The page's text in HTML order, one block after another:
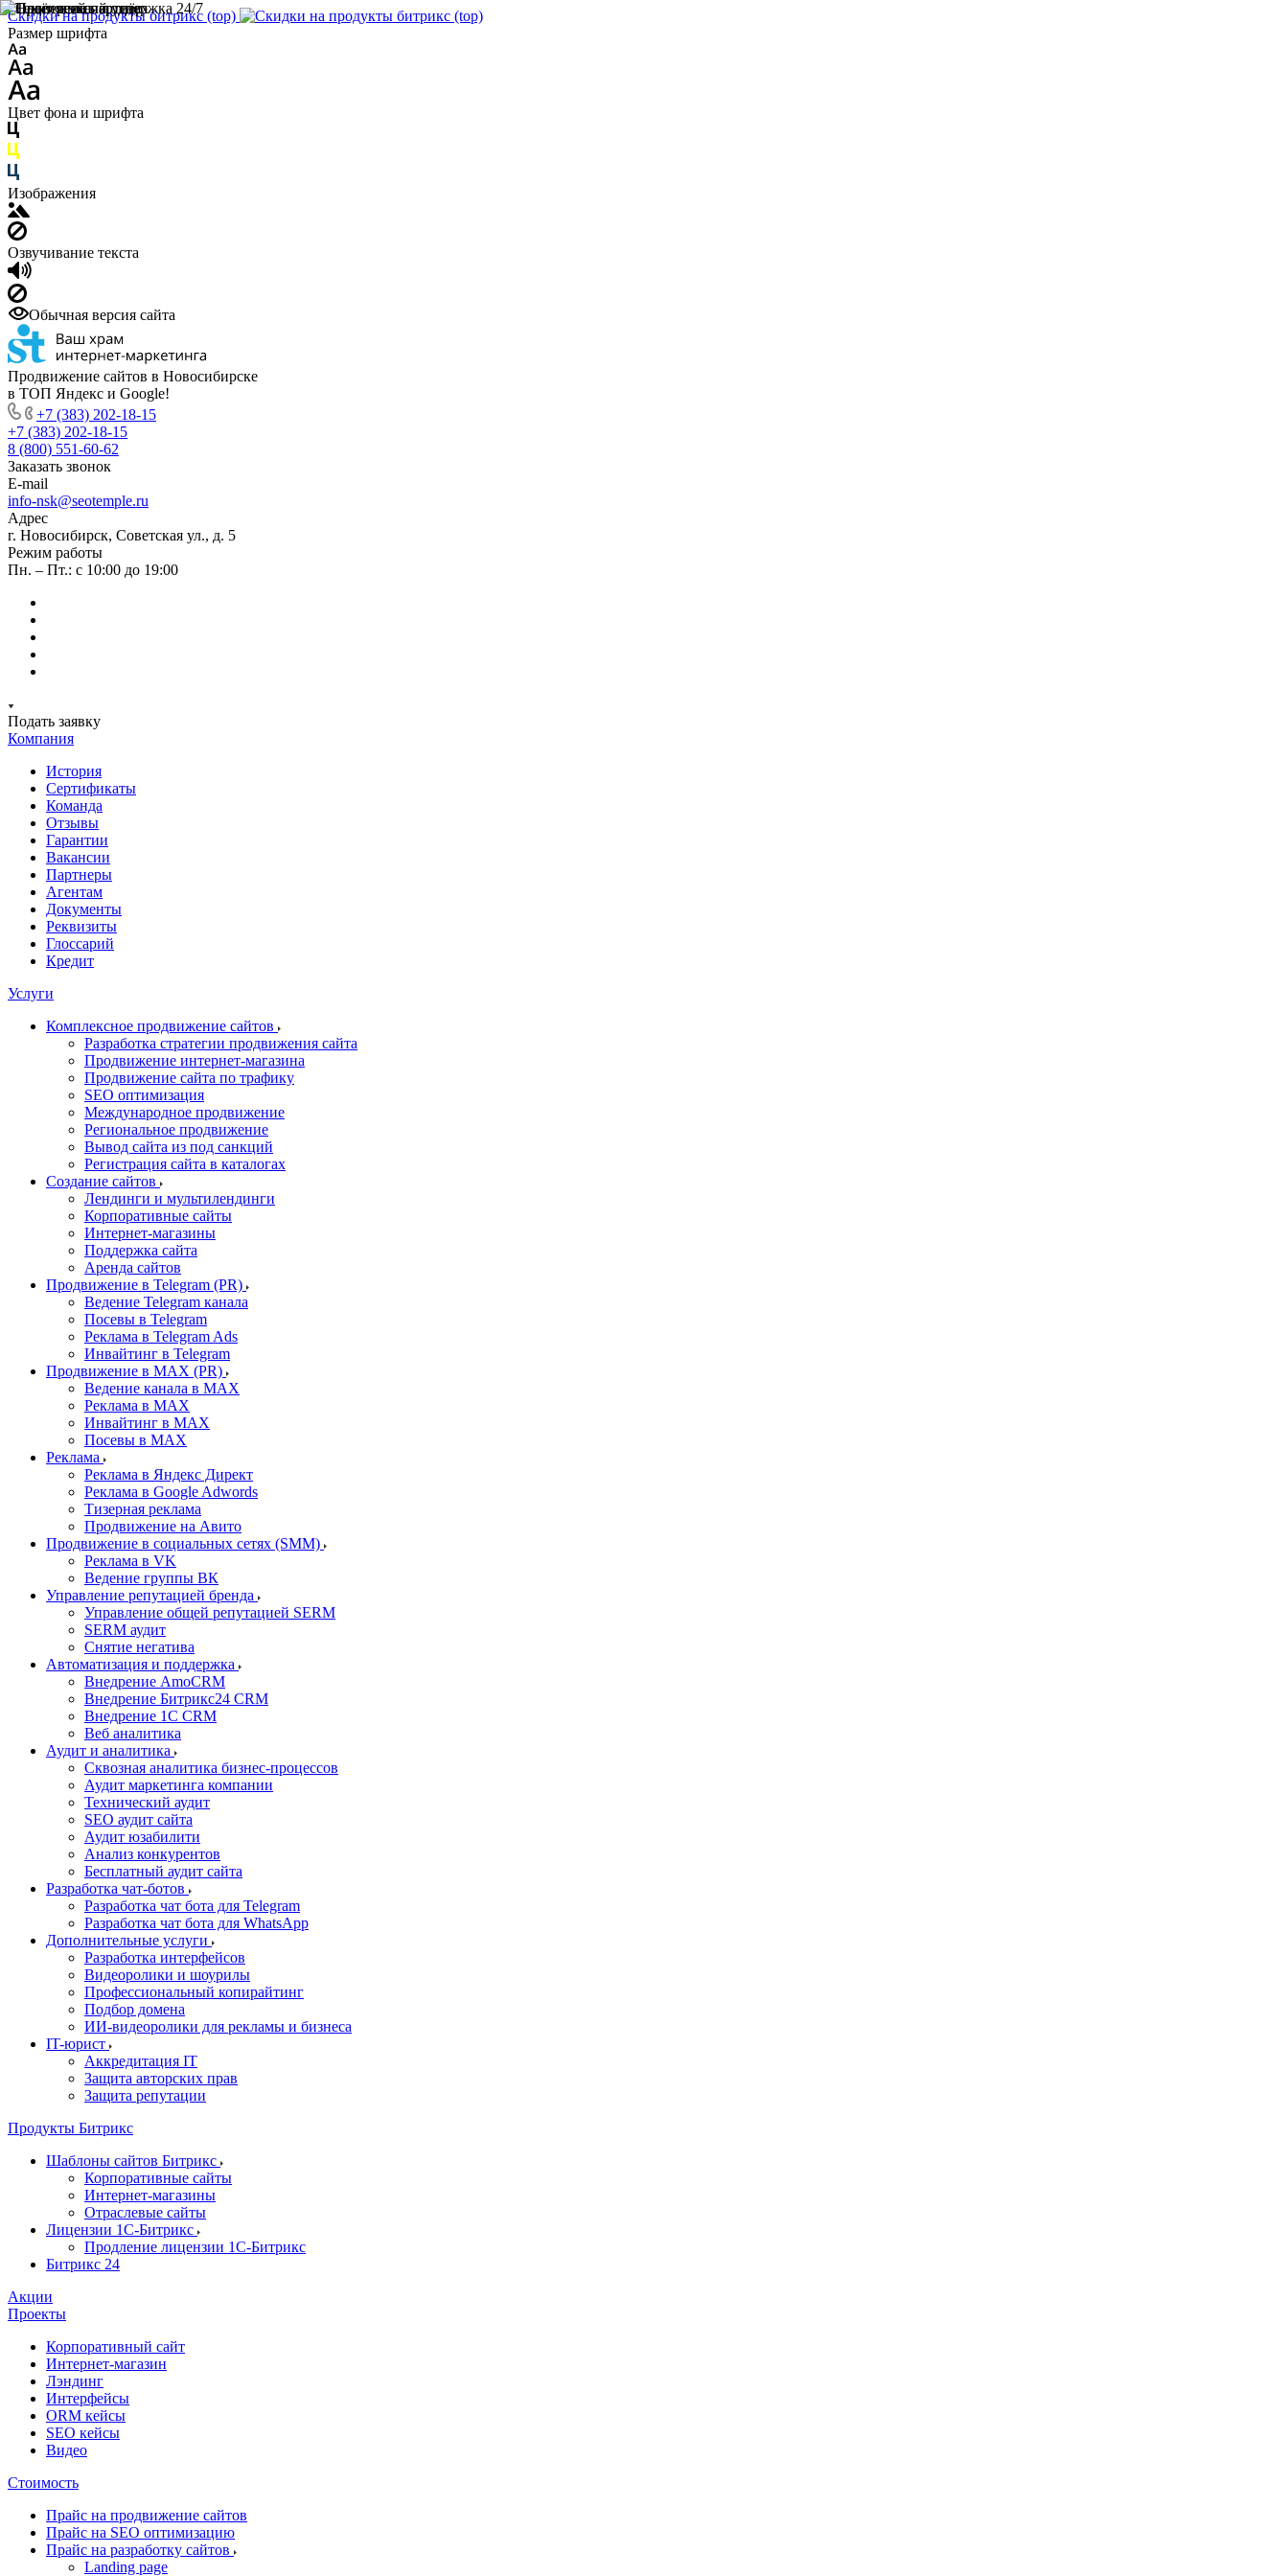
Скидки на продукты битрикс (top)
Размер шрифта
Цвет фона и шрифта
Изображения
Озвучивание текста
Обычная версия сайта
Продвижение сайтов в Новосибирске
в ТОП Яндекс и Google!
+7 (383) 202-18-15
+7 (383) 202-18-15
8 (800) 551-60-62
Заказать звонок
E-mail
info-nsk@seotemple.ru
Адрес
г. Новосибирск, Советская ул., д. 5
Режим работы
Пн. – Пт.: с 10:00 до 19:00
Подать заявку
Компания
История
Сертификаты
Команда
Отзывы
Гарантии
Вакансии
Партнеры
Агентам
Документы
Реквизиты
Глоссарий
Кредит
Услуги
Комплексное продвижение сайтов
Разработка стратегии продвижения сайта
Продвижение интернет-магазина
Продвижение сайта по трафику
SEO оптимизация
Международное продвижение
Региональное продвижение
Вывод сайта из под санкций
Регистрация сайта в каталогах
Создание сайтов
Лендинги и мультилендинги
Корпоративные сайты
Интернет-магазины
Поддержка сайта
Аренда сайтов
Продвижение в Telegram (PR)
Ведение Telegram канала
Посевы в Telegram
Реклама в Telegram Ads
Инвайтинг в Telegram
Продвижение в MAX (PR)
Ведение канала в MAX
Реклама в MAX
Инвайтинг в MAX
Посевы в MAX
Реклама
Реклама в Яндекс Директ
Реклама в Google Adwords
Тизерная реклама
Продвижение на Авито
Продвижение в социальных сетях (SMM)
Реклама в VK
Ведение группы ВК
Управление репутацией бренда
Управление общей репутацией SERM
SERM аудит
Снятие негатива
Автоматизация и поддержка
Внедрение AmoCRM
Внедрение Битрикс24 CRM
Внедрение 1C CRM
Веб аналитика
Аудит и аналитика
Сквозная аналитика бизнес-процессов
Аудит маркетинга компании
Технический аудит
SEO аудит сайта
Аудит юзабилити
Анализ конкурентов
Бесплатный аудит сайта
Разработка чат-ботов
Разработка чат бота для Telegram
Разработка чат бота для WhatsApp
Дополнительные услуги
Разработка интерфейсов
Видеоролики и шоурилы
Профессиональный копирайтинг
Подбор домена
ИИ-видеоролики для рекламы и бизнеса
IT-юрист
Аккредитация IT
Защита авторских прав
Защита репутации
Продукты Битрикс
Шаблоны сайтов Битрикс
Корпоративные сайты
Интернет-магазины
Отраслевые сайты
Лицензии 1С-Битрикс
Продление лицензии 1С-Битрикс
Битрикс 24
Акции
Проекты
Корпоративный сайт
Интернет-магазин
Лэндинг
Интерфейсы
ORM кейсы
SEO кейсы
Видео
Стоимость
Прайс на продвижение сайтов
Прайс на SEO оптимизацию
Прайс на разработку сайтов
Landing page